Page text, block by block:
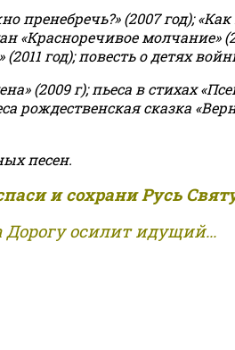
(2007 год);
«Красноречивое
год); повесть о детях
(2009 г); пьеса в стихах
рождественская сказка
песен.
и сохрани Русь
осилит идущий...